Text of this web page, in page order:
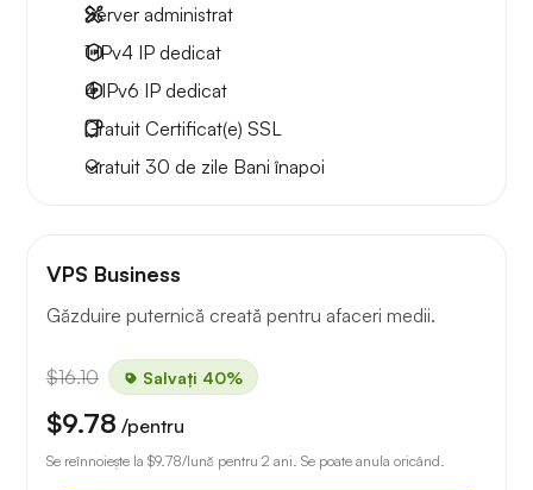
Server administrat
1 IPv4 IP dedicat
4 IPv6 IP dedicat
Gratuit Certificat(e) SSL
Gratuit 30 de zile Bani înapoi
VPS Business
Găzduire puternică creată pentru afaceri medii.
$16.10 Salvați 40%
$9.78 /pentru
Se reînnoiește la $9.78/lună pentru 2 ani. Se poate anula oricând.